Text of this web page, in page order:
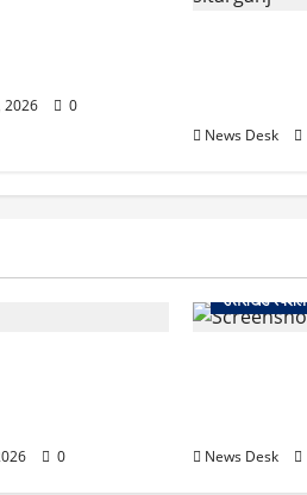
2026 0
News Desk
0
उत्तराखंड स्पेशल
News Desk